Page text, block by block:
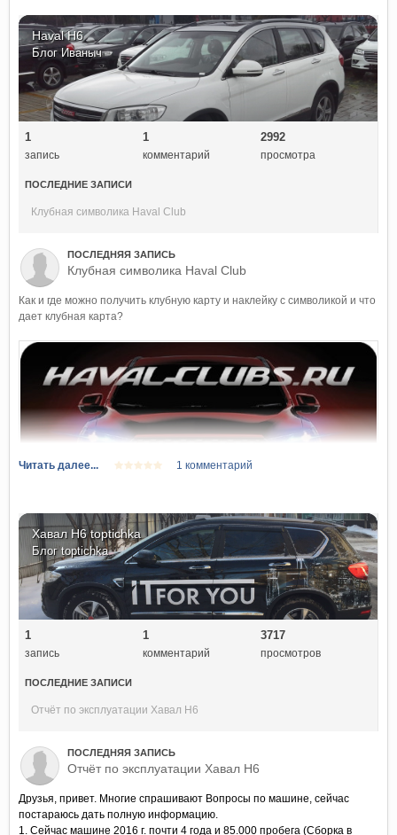
Haval H6
БлогИваныч
1
запись
1
комментарий
2992
просмотра
ПОСЛЕДНИЕ ЗАПИСИ
Клубная символика Haval Club
ПОСЛЕДНЯЯ ЗАПИСЬ
Клубная символика Haval Club
Как и где можно получить клубную карту и наклейку с символикой и что
дает клубная карта?
Читать далее... 1 комментарий
Хавал Н6 toptichka
Блогtoptichka
1
запись
1
комментарий
3717
просмотров
ПОСЛЕДНИЕ ЗАПИСИ
Отчёт по эксплуатации Хавал Н6
ПОСЛЕДНЯЯ ЗАПИСЬ
Отчёт по эксплуатации Хавал Н6
Друзья, привет. Многие спрашивают Вопросы по машине, сейчас
постараюсь дать полную информацию.
1. Сейчас машине 2016 г. почти 4 года и 85.000 пробега (Сборка в